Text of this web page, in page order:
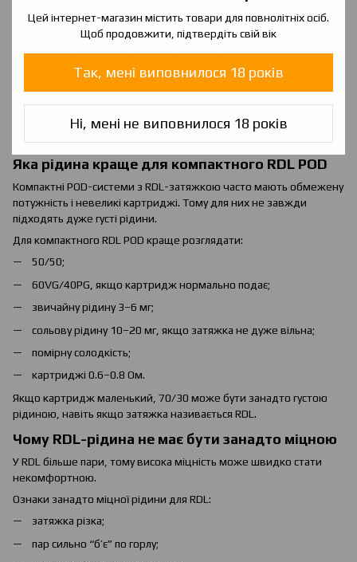
Цей інтернет-магазин містить товари для повнолітніх осіб.
Щоб продовжити, підтвердіть свій вік
Так, мені виповнилося 18 років
Ні, мені не виповнилося 18 років
70VG/30PG, якщо картридж підтримує;
50/50, якщо потрібна стабільна подача;
сольові рідини нижчої міцності;
Чим потужніший пристрій, тим нижчою зазвичай має бути
Яка рідина краще для компактного RDL POD
Компактні POD-системи з RDL-затяжкою часто мають обмежену
потужність і невеликі картриджі. Тому для них не завжди
підходять дуже густі рідини.
Для компактного RDL POD краще розглядати:
50/50;
60VG/40PG, якщо картридж нормально подає;
звичайну рідину 3–6 мг;
сольову рідину 10–20 мг, якщо затяжка не дуже вільна;
помірну солодкість;
картриджі 0.6–0.8 Ом.
Якщо картридж маленький, 70/30 може бути занадто густою
рідиною, навіть якщо затяжка називається RDL.
Чому RDL-рідина не має бути занадто міцною
У RDL більше пари, тому висока міцність може швидко стати
некомфортною.
Ознаки занадто міцної рідини для RDL:
затяжка різка;
пар сильно “б’є” по горлу;